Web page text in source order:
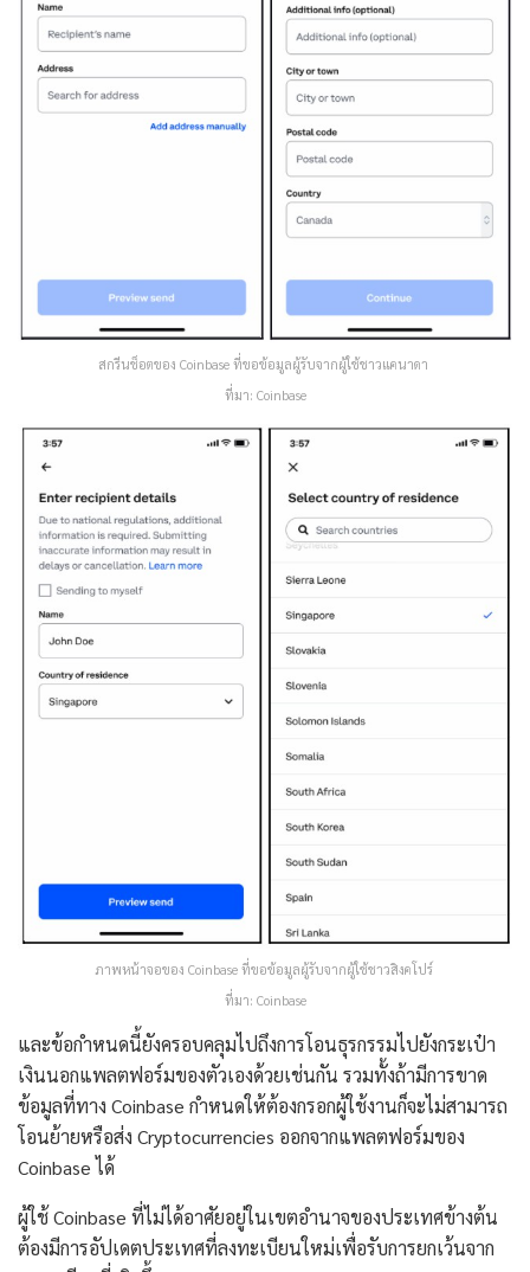
สกรีนช็อตของ Coinbase ที่ขอข้อมูลผู้รับจากผู้ใช้ชาวแคนาดา
ที่มา: Coinbase
ภาพหน้าจอของ Coinbase ที่ขอข้อมูลผู้รับจากผู้ใช้ชาวสิงคโปร์
ที่มา: Coinbase
และข้อกำหนดนี้ยังครอบคลุมไปถึงการโอนธุรกรรมไปยังกระเป๋า
เงินนอกแพลตฟอร์มของตัวเองด้วยเช่นกัน รวมทั้งถ้ามีการขาด
ข้อมูลที่ทาง Coinbase กำหนดให้ต้องกรอกผู้ใช้งานก็จะไม่สามารถ
โอนย้ายหรือส่ง Cryptocurrencies ออกจากแพลตฟอร์มของ
Coinbase ได้
ผู้ใช้ Coinbase ที่ไม่ได้อาศัยอยู่ในเขตอำนาจของประเทศข้างต้น
ต้องมีการอัปเดตประเทศที่ลงทะเบียนใหม่เพื่อรับการยกเว้นจาก